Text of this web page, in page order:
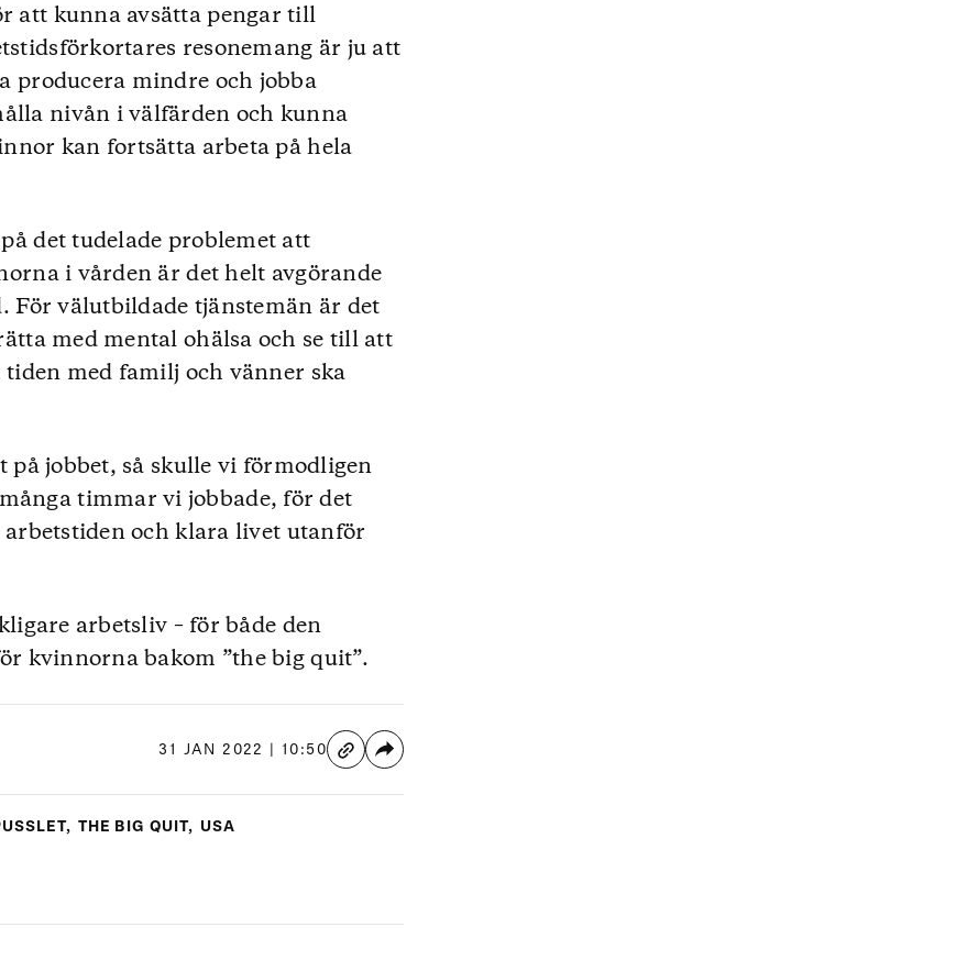
att kunna avsätta pengar till
resonemang är ju att
producera mindre och jobba
nivån i välfärden och kunna
kan fortsätta arbeta på hela
det tudelade problemet att
i vården är det helt avgörande
För välutbildade tjänstemän är det
med mental ohälsa och se till att
med familj och vänner ska
jobbet, så skulle vi förmodligen
timmar vi jobbade, för det
och klara livet utanför
arbetsliv – för både den
kvinnorna bakom ”the big quit”.
31 JAN 2022 | 10:50
, THE BIG QUIT, USA